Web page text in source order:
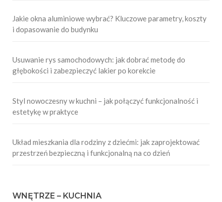
Jakie okna aluminiowe wybrać? Kluczowe parametry, koszty
i dopasowanie do budynku
Usuwanie rys samochodowych: jak dobrać metodę do
głębokości i zabezpieczyć lakier po korekcie
Styl nowoczesny w kuchni – jak połączyć funkcjonalność i
estetykę w praktyce
Układ mieszkania dla rodziny z dziećmi: jak zaprojektować
przestrzeń bezpieczną i funkcjonalną na co dzień
WNĘTRZE – KUCHNIA